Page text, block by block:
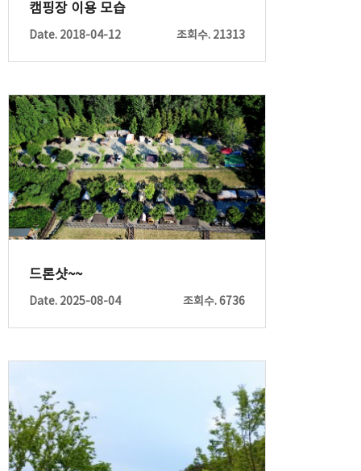
캠핑장 이용 모습
Date. 2018-04-12 조회수. 21313
드론샷~~
Date. 2025-08-04 조회수. 6736